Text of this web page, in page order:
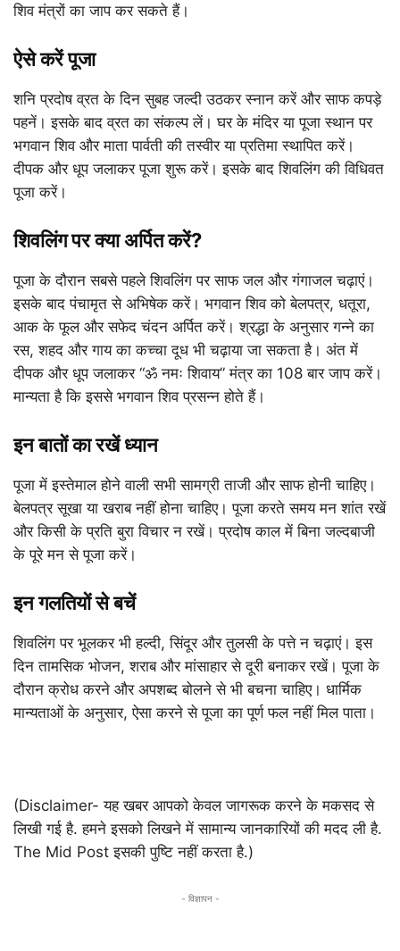
शिव मंत्रों का जाप कर सकते हैं।
ऐसे करें पूजा
शनि प्रदोष व्रत के दिन सुबह जल्दी उठकर स्नान करें और साफ कपड़े
पहनें। इसके बाद व्रत का संकल्प लें। घर के मंदिर या पूजा स्थान पर
भगवान शिव और माता पार्वती की तस्वीर या प्रतिमा स्थापित करें।
दीपक और धूप जलाकर पूजा शुरू करें। इसके बाद शिवलिंग की विधिवत
पूजा करें।
शिवलिंग पर क्या अर्पित करें?
पूजा के दौरान सबसे पहले शिवलिंग पर साफ जल और गंगाजल चढ़ाएं।
इसके बाद पंचामृत से अभिषेक करें। भगवान शिव को बेलपत्र, धतूरा,
आक के फूल और सफेद चंदन अर्पित करें। श्रद्धा के अनुसार गन्ने का
रस, शहद और गाय का कच्चा दूध भी चढ़ाया जा सकता है। अंत में
दीपक और धूप जलाकर “ॐ नमः शिवाय” मंत्र का 108 बार जाप करें।
मान्यता है कि इससे भगवान शिव प्रसन्न होते हैं।
इन बातों का रखें ध्यान
पूजा में इस्तेमाल होने वाली सभी सामग्री ताजी और साफ होनी चाहिए।
बेलपत्र सूखा या खराब नहीं होना चाहिए। पूजा करते समय मन शांत रखें
और किसी के प्रति बुरा विचार न रखें। प्रदोष काल में बिना जल्दबाजी
के पूरे मन से पूजा करें।
इन गलतियों से बचें
शिवलिंग पर भूलकर भी हल्दी, सिंदूर और तुलसी के पत्ते न चढ़ाएं। इस
दिन तामसिक भोजन, शराब और मांसाहार से दूरी बनाकर रखें। पूजा के
दौरान क्रोध करने और अपशब्द बोलने से भी बचना चाहिए। धार्मिक
मान्यताओं के अनुसार, ऐसा करने से पूजा का पूर्ण फल नहीं मिल पाता।
(Disclaimer- यह खबर आपको केवल जागरूक करने के मकसद से
लिखी गई है. हमने इसको लिखने में सामान्य जानकारियों की मदद ली है.
The Mid Post इसकी पुष्टि नहीं करता है.)
- विज्ञापन -